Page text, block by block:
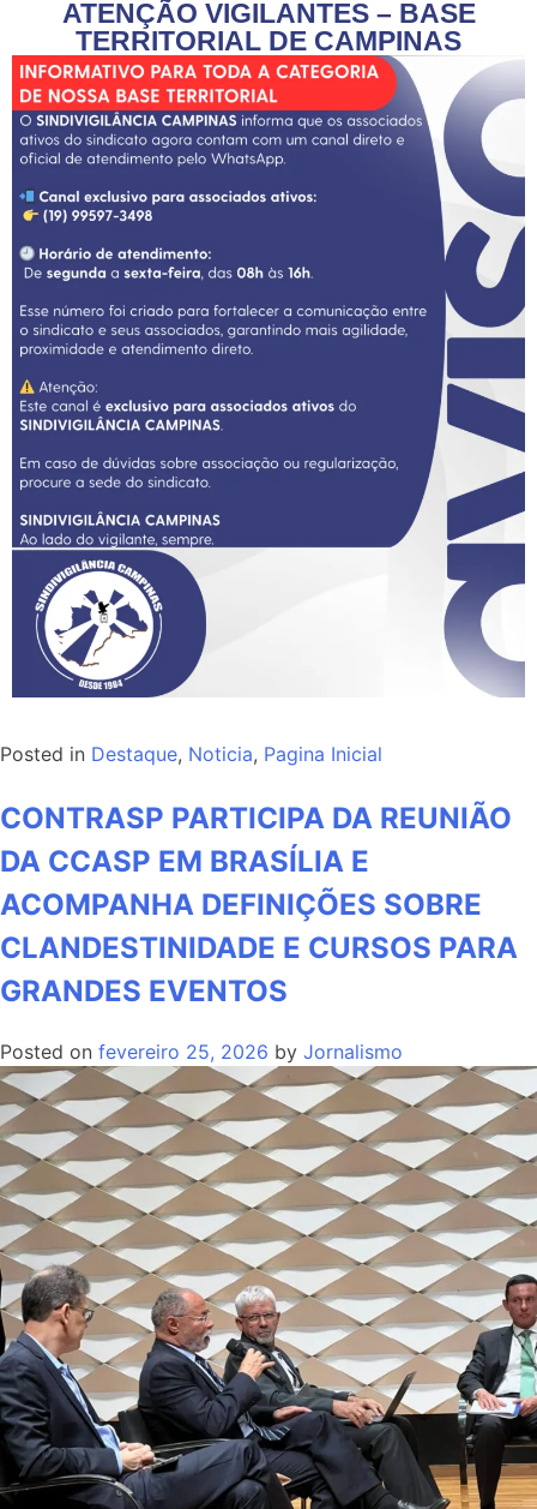
ATENÇÃO VIGILANTES – BASE
TERRITORIAL DE CAMPINAS
Posted in Destaque, Noticia, Pagina Inicial
CONTRASP PARTICIPA DA REUNIÃO
DA CCASP EM BRASÍLIA E
ACOMPANHA DEFINIÇÕES SOBRE
CLANDESTINIDADE E CURSOS PARA
GRANDES EVENTOS
Posted on fevereiro 25, 2026 by Jornalismo